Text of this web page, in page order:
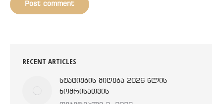
Post comment
RECENT ARTICLES
სტატიების მიღება 2026 წლის
ნომრისათვის